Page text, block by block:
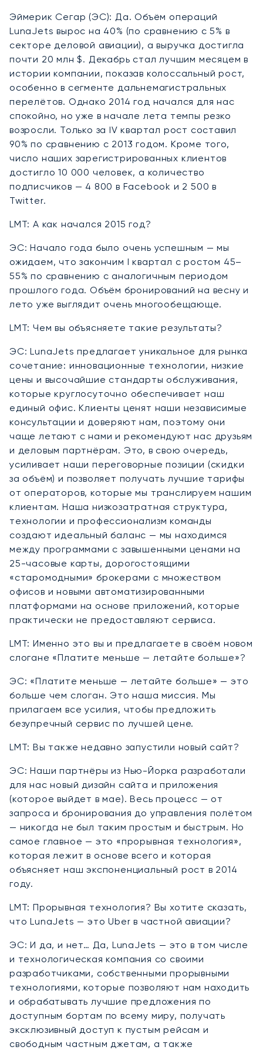
Эймерик Сегар (ЭС): Да. Объём операций
LunaJets вырос на 40% (по сравнению с 5% в
секторе деловой авиации), а выручка достигла
почти 20 млн $. Декабрь стал лучшим месяцем в
истории компании, показав колоссальный рост,
особенно в сегменте дальнемагистральных
перелётов. Однако 2014 год начался для нас
спокойно, но уже в начале лета темпы резко
возросли. Только за IV квартал рост составил
90% по сравнению с 2013 годом. Кроме того,
число наших зарегистрированных клиентов
достигло 10 000 человек, а количество
подписчиков — 4 800 в Facebook и 2 500 в
Twitter.
LMT: А как начался 2015 год?
ЭС: Начало года было очень успешным — мы
ожидаем, что закончим I квартал с ростом 45–
55% по сравнению с аналогичным периодом
прошлого года. Объём бронирований на весну и
лето уже выглядит очень многообещающе.
LMT: Чем вы объясняете такие результаты?
ЭС: LunaJets предлагает уникальное для рынка
сочетание: инновационные технологии, низкие
цены и высочайшие стандарты обслуживания,
которые круглосуточно обеспечивает наш
единый офис. Клиенты ценят наши независимые
консультации и доверяют нам, поэтому они
чаще летают с нами и рекомендуют нас друзьям
и деловым партнёрам. Это, в свою очередь,
усиливает наши переговорные позиции (скидки
за объём) и позволяет получать лучшие тарифы
от операторов, которые мы транслируем нашим
клиентам. Наша низкозатратная структура,
технологии и профессионализм команды
создают идеальный баланс — мы находимся
между программами с завышенными ценами на
25-часовые карты, дорогостоящими
«старомодными» брокерами с множеством
офисов и новыми автоматизированными
платформами на основе приложений, которые
практически не предоставляют сервиса.
LMT: Именно это вы и предлагаете в своём новом
слогане «Платите меньше — летайте больше»?
ЭС: «Платите меньше — летайте больше» — это
больше чем слоган. Это наша миссия. Мы
прилагаем все усилия, чтобы предложить
безупречный сервис по лучшей цене.
LMT: Вы также недавно запустили новый сайт?
ЭС: Наши партнёры из Нью-Йорка разработали
для нас новый дизайн сайта и приложения
(которое выйдет в мае). Весь процесс — от
запроса и бронирования до управления полётом
— никогда не был таким простым и быстрым. Но
самое главное — это «прорывная технология»,
которая лежит в основе всего и которая
объясняет наш экспоненциальный рост в 2014
году.
LMT: Прорывная технология? Вы хотите сказать,
что LunaJets — это Uber в частной авиации?
ЭС: И да, и нет… Да, LunaJets — это в том числе
и технологическая компания со своими
разработчиками, собственными прорывными
технологиями, которые позволяют нам находить
и обрабатывать лучшие предложения по
доступным бортам по всему миру, получать
эксклюзивный доступ к пустым рейсам и
свободным частным джетам, а также